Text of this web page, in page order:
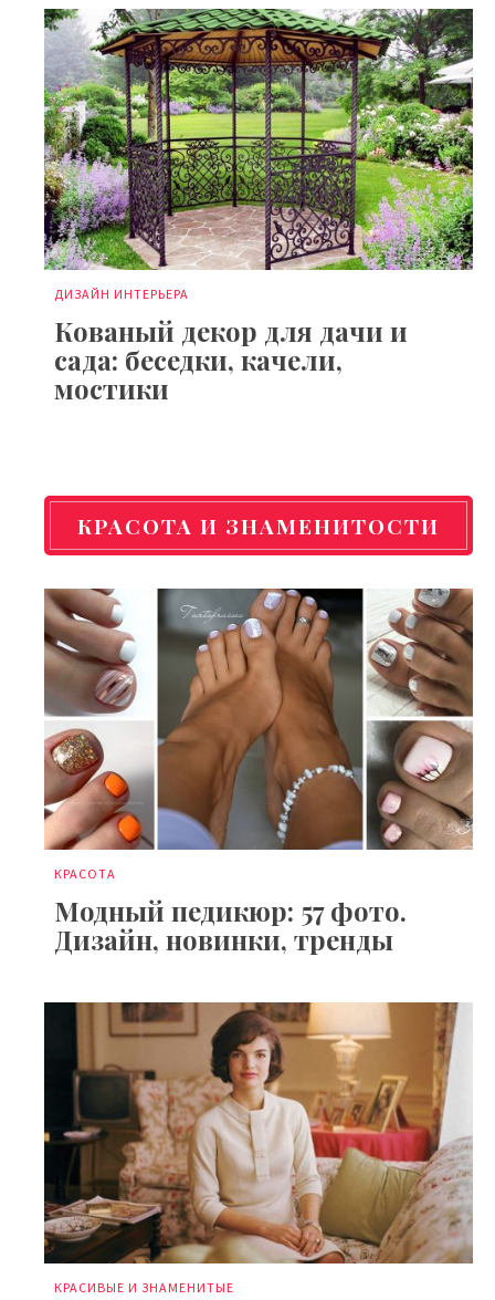
ДИЗАЙН ИНТЕРЬЕРА
Кованый декор для дачи и
сада: беседки, качели,
мостики
КРАСОТА И ЗНАМЕНИТОСТИ
КРАСОТА
Модный педикюр: 57 фото.
Дизайн, новинки, тренды
КРАСИВЫЕ И ЗНАМЕНИТЫЕ